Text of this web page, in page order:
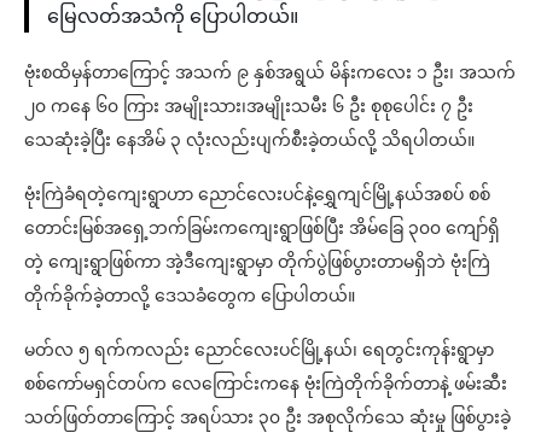
မြေလတ်အသံကို ပြောပါတယ်။
ဗုံးစထိမှန်တာကြောင့် အသက် ၉ နှစ်အရွယ် မိန်းကလေး ၁ ဦး၊ အသက်
၂၀ ကနေ ၆၀ ကြား အမျိုးသား၊အမျိုးသမီး ၆ ဦး စုစုပေါင်း ၇ ဦး
သေဆုံးခဲ့ပြီး နေအိမ် ၃ လုံးလည်းပျက်စီးခဲ့တယ်လို့ သိရပါတယ်။
ဗုံးကြဲခံရတဲ့ကျေးရွာဟာ ညောင်လေးပင်နဲ့ရွှေကျင်မြို့နယ်အစပ် စစ်
တောင်းမြစ်အရှေ့ဘက်ခြမ်းကကျေးရွာဖြစ်ပြီး အိမ်ခြေ ၃၀၀ ကျော်ရှိ
တဲ့ ကျေးရွာဖြစ်ကာ အဲ့ဒီကျေးရွာမှာ တိုက်ပွဲဖြစ်ပွားတာမရှိဘဲ ဗုံးကြဲ
တိုက်ခိုက်ခဲ့တာလို့ ဒေသခံတွေက ပြောပါတယ်။
မတ်လ ၅ ရက်ကလည်း ညောင်လေးပင်မြို့နယ်၊ ရေတွင်းကုန်းရွာမှာ
စစ်ကော်မရှင်တပ်က လေကြောင်းကနေ ​ဗုံးကြဲတိုက်ခိုက်တာနဲ့ ဖမ်းဆီး
သတ်ဖြတ်တာကြောင့် အရပ်သား ၃၀ ဦး အစုလိုက်သေ ဆုံးမှု ဖြစ်ပွားခဲ့